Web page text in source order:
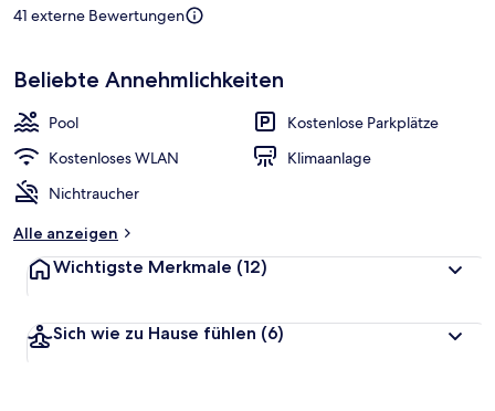
41 externe Bewertungen
Beliebte Annehmlichkeiten
Pool
Kostenlose Parkplätze
Kostenloses WLAN
Klimaanlage
Nichtraucher
Alle anzeigen
Wichtigste Merkmale (12)
Sich wie zu Hause fühlen (6)